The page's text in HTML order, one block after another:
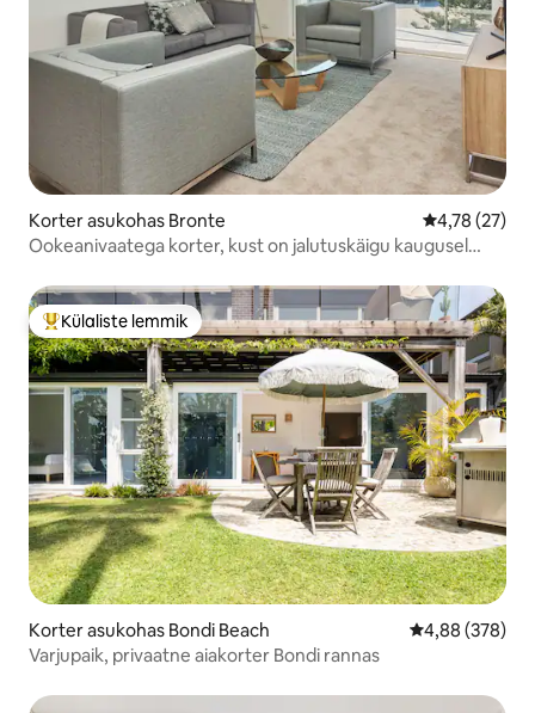
Korter asukohas Bronte Keskmine
4,78 (27)
Ookeanivaatega korter, kust on jalutuskäigu kaugusel
Külaliste suur lemmik
Külaliste lemmik
Korter asukohas Bondi Beach Keskmine
4,88 (378)
Varjupaik, privaatne aiakorter Bondi rannas